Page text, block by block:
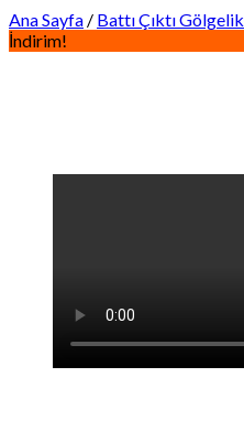
Ana Sayfa / Battı Çıktı Gölgelik
İndirim!